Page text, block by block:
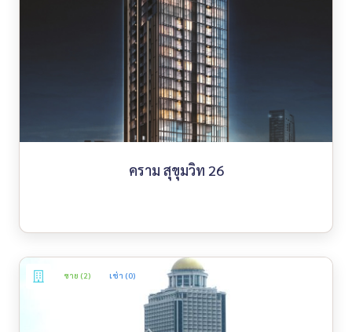
คราม สุขุมวิท 26
ขาย (2) เช่า (0)